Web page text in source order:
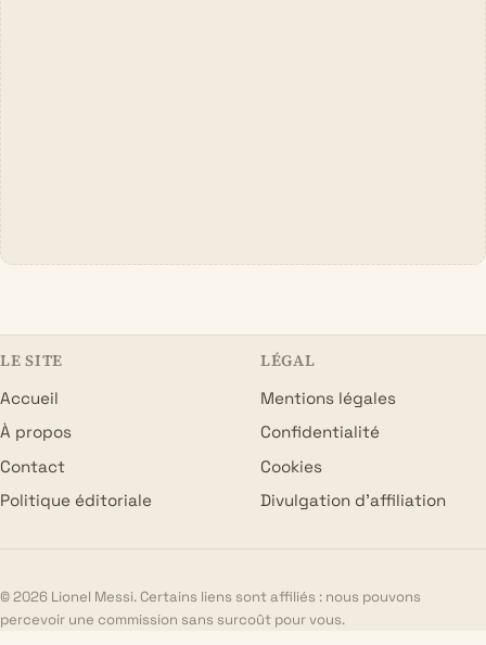
LE SITE
Accueil
À propos
Contact
Politique éditoriale
LÉGAL
Mentions légales
Confidentialité
Cookies
Divulgation d’affiliation
© 2026 Lionel Messi. Certains liens sont affiliés : nous pouvons
percevoir une commission sans surcoût pour vous.